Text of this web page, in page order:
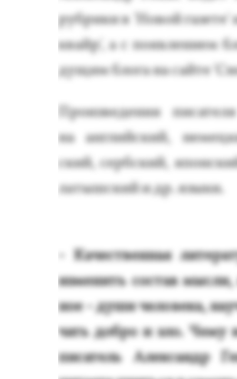
руб­ри­ки в 'Но­вой
квайр', а с по­яв­ле­ни­ем
дущим бло­га на сай­те
Про­из­ве­дения
на ан­глий­ский,
ский, серб­ский,
ла­тыш­ский и др. язы­ки.
- Ка­чес­твен­ная
из­ме­нить сос­тав
ное - ду­ши че­лове­ка,
чать доб­ро и зло. Че­му
пи­сатель Алек­сандр